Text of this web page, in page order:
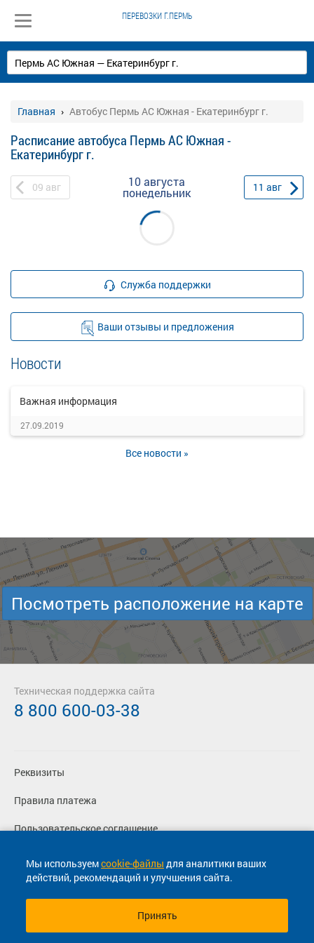
ПЕРЕВОЗКИ Г.ПЕРМЬ
Главная Автобус Пермь АС Южная - Екатеринбург г.
Расписание автобуса Пермь АС Южная -
Екатеринбург г.
09 авг 10 августа
понедельник 11 авг
Служба поддержки
Ваши отзывы и предложения
Новости
Важная информация
27.09.2019
Все новости »
Мы используемcookie-файлы для аналитики ваших
действий, рекомендаций и улучшения сайта.
Принять
Посмотреть расположение на карте
Реквизиты
Правила платежа
Пользовательское соглашение
Политика конфиденциальности
Согласие на маркетинговые сообщения
Техническая поддержка сайта
8 800 600-03-38
© 2013-2026, ООО "Капитал"- Онлайн сервис продажи